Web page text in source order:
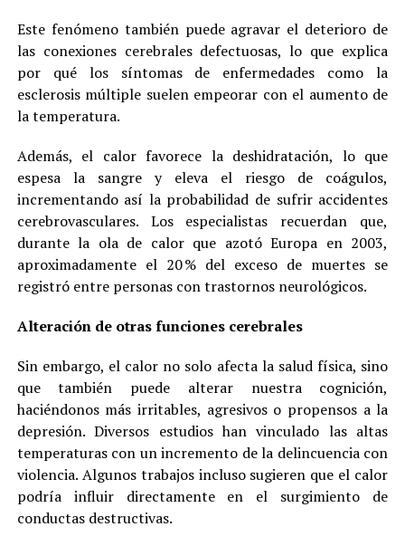
Este fenómeno también puede agravar el deterioro de
las conexiones cerebrales defectuosas, lo que explica
por qué los síntomas de enfermedades como la
esclerosis múltiple suelen empeorar con el aumento de
la temperatura.
Además, el calor favorece la deshidratación, lo que
espesa la sangre y eleva el riesgo de coágulos,
incrementando así la probabilidad de sufrir accidentes
cerebrovasculares. Los especialistas recuerdan que,
durante la ola de calor que azotó Europa en 2003,
aproximadamente el 20 % del exceso de muertes se
registró entre personas con trastornos neurológicos.
Alteración de otras funciones cerebrales
Sin embargo, el calor no solo afecta la salud física, sino
que también puede alterar nuestra cognición,
haciéndonos más irritables, agresivos o propensos a la
depresión. Diversos estudios han vinculado las altas
temperaturas con un incremento de la delincuencia con
violencia. Algunos trabajos incluso sugieren que el calor
podría influir directamente en el surgimiento de
conductas destructivas.